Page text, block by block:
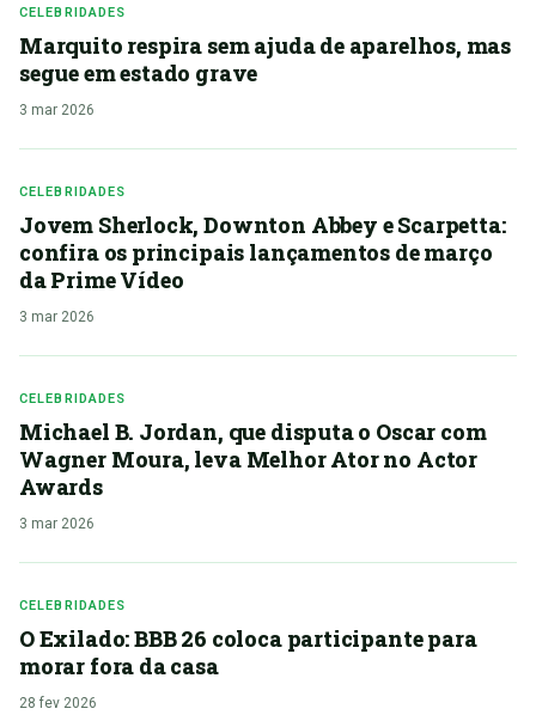
CELEBRIDADES
Marquito respira sem ajuda de aparelhos, mas
segue em estado grave
3 mar 2026
CELEBRIDADES
Jovem Sherlock, Downton Abbey e Scarpetta:
confira os principais lançamentos de março
da Prime Vídeo
3 mar 2026
CELEBRIDADES
Michael B. Jordan, que disputa o Oscar com
Wagner Moura, leva Melhor Ator no Actor
Awards
3 mar 2026
CELEBRIDADES
O Exilado: BBB 26 coloca participante para
morar fora da casa
28 fev 2026